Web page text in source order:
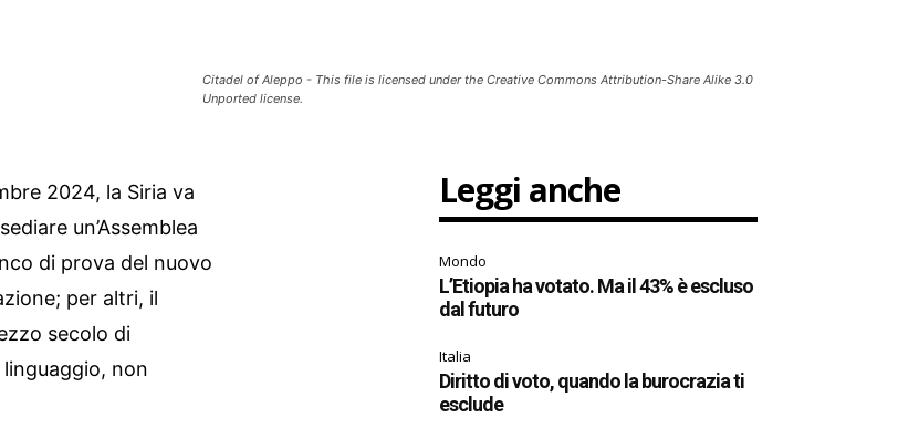
Citadel of Aleppo - This file is licensed under the Creative Commons Attribution-Share Alike 3.0
Unported license.
2024, la Siria va
un’Assemblea
di prova del nuovo
per altri, il
secolo di
non
Leggi anche
Mondo
L’Etiopia ha votato. Ma il 43% è escluso
dal futuro
Italia
Diritto di voto, quando la burocrazia ti
esclude